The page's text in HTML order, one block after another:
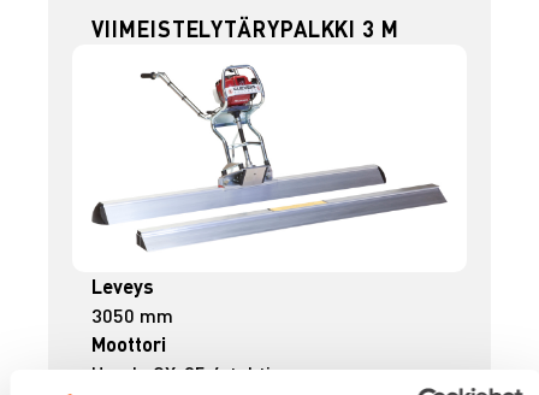
VIIMEISTELYTÄRYPALKKI 3 M
Leveys
3050 mm
Moottori
Honda GX-35 4-tahti